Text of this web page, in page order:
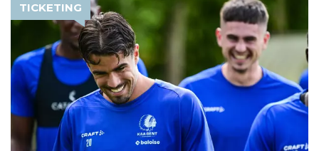
TICKETING